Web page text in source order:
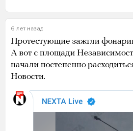
6 лет назад
Протестующие зажгли
А вот с площади
начали постепенно
Новости.